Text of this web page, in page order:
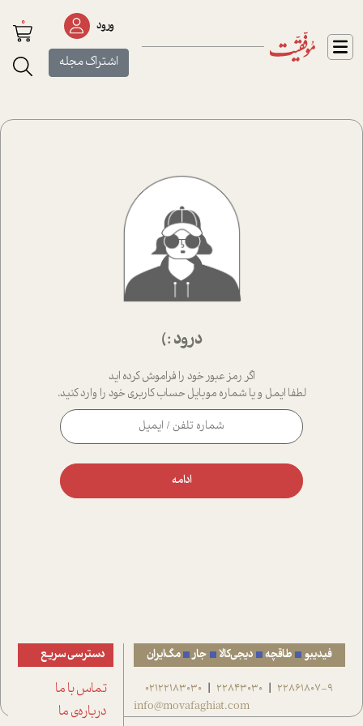
ورود
اشتراک مجله
0
درود :)
اگر رمز عبور خود را فراموش کرده اید
لطفا ایمل و یا شماره موبایل حساب کاربری خود را وارد کنید.
ادامه
فیدیبو طاقچه دیجی‌کالا جار مگ‌ایران
22861807-9
|
22843030
|
02122183030
info@movafaghiat.com
دسترسی سریع
تماس با ما
درباره‌ی ما